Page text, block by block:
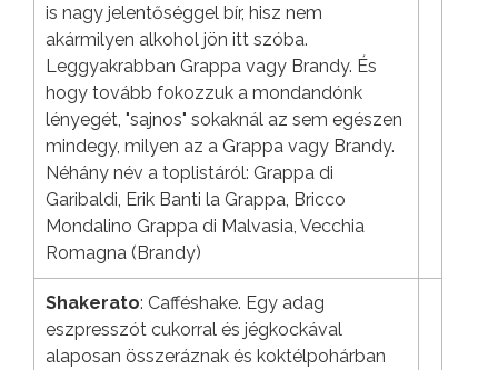
is nagy jelentőséggel bír, hisz nem
akármilyen alkohol jön itt szóba.
Leggyakrabban Grappa vagy Brandy. És
hogy tovább fokozzuk a mondandónk
lényegét, "sajnos" sokaknál az sem egészen
mindegy, milyen az a Grappa vagy Brandy.
Néhány név a toplistáról: Grappa di
Garibaldi, Erik Banti la Grappa, Bricco
Mondalino Grappa di Malvasia, Vecchia
Romagna (Brandy)
Shakerato: Cafféshake. Egy adag
eszpresszót cukorral és jégkockával
alaposan összeráznak és koktélpohárban